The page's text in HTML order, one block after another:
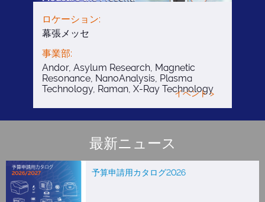
ロケーション:
幕張メッセ
事業部:
Andor, Asylum Research, Magnetic
Resonance, NanoAnalysis, Plasma
Technology, Raman, X-Ray Technology
イベント >
最新ニュース
予算申請用カタログ2026